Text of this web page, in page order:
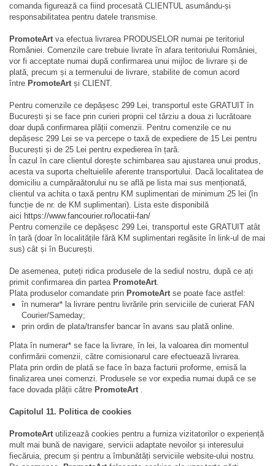
comanda figurează ca fiind procesată CLIENTUL asumându-și
responsabilitatea pentru datele transmise.
PromoteArt va efectua livrarea PRODUSELOR numai pe teritoriul
României. Comenzile care trebuie livrate în afara teritoriului României,
vor fi acceptate numai după confirmarea unui mijloc de livrare și de
plată, precum și a termenului de livrare, stabilite de comun acord
între PromoteArt și CLIENT.
Pentru comenzile ce depășesc 299 Lei, transportul este GRATUIT în
București și se face prin curieri proprii cel târziu a doua zi lucrătoare
doar după confirmarea plății comenzii. Pentru comenzile ce nu
depășesc 299 Lei se va percepe o taxăde expediere de 15 Lei pentru
București și de 25 Lei pentru expedierea în țară.
În cazul în care clientul dorește schimbarea sau ajustarea unui produs,
acesta va suporta cheltuielile aferente transportului. Dacă localitatea de
domiciliu a cumpăraătorului nu se află pe lista mai sus menționată,
clientul va achita o taxă pentru KM suplimentari de minimum 25 lei (în
funcție de nr. de KM suplimentari). Lista este disponibilă
aici https://www.fancourier.ro/locatii-fan/
Pentru comenzile ce depășesc 299 Lei, transportul este GRATUIT atât
în țară (doar în localitățile fără KM suplimentari regăsite în link-ul de mai
sus) cât și în București.
De asemenea, puteți ridica produsele de la sediul nostru, după ce ați
primit confirmarea din partea PromoteArt.
Plata produselor comandate prin PromoteArt se poate face astfel:
în numerar* la livrare pentru livrările prin serviciile de curierat FAN
Courier/Sameday;
prin ordin de plata/transfer bancar în avans sau plată online.
Plata în numerar* se face la livrare, în lei, la valoarea din momentul
confirmării comenzii, către comisionarul care efectuează livrarea.
Plata prin ordin de plată se face în baza facturii proforme, emisă la
finalizarea unei comenzi. Produsele se vor expedia numai după ce se
face dovada plății către PromoteArt .
Capitolul 11. Politica de cookies
PromoteArtutilizează cookies pentru a furniza vizitatorilor o experiență
mult mai bună de navigare, servicii adaptate nevoilor și interesului
fiecăruia, precum și pentru a îmbunătăți serviciile website-ului nostru.